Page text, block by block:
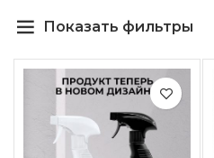
Показать фильтры